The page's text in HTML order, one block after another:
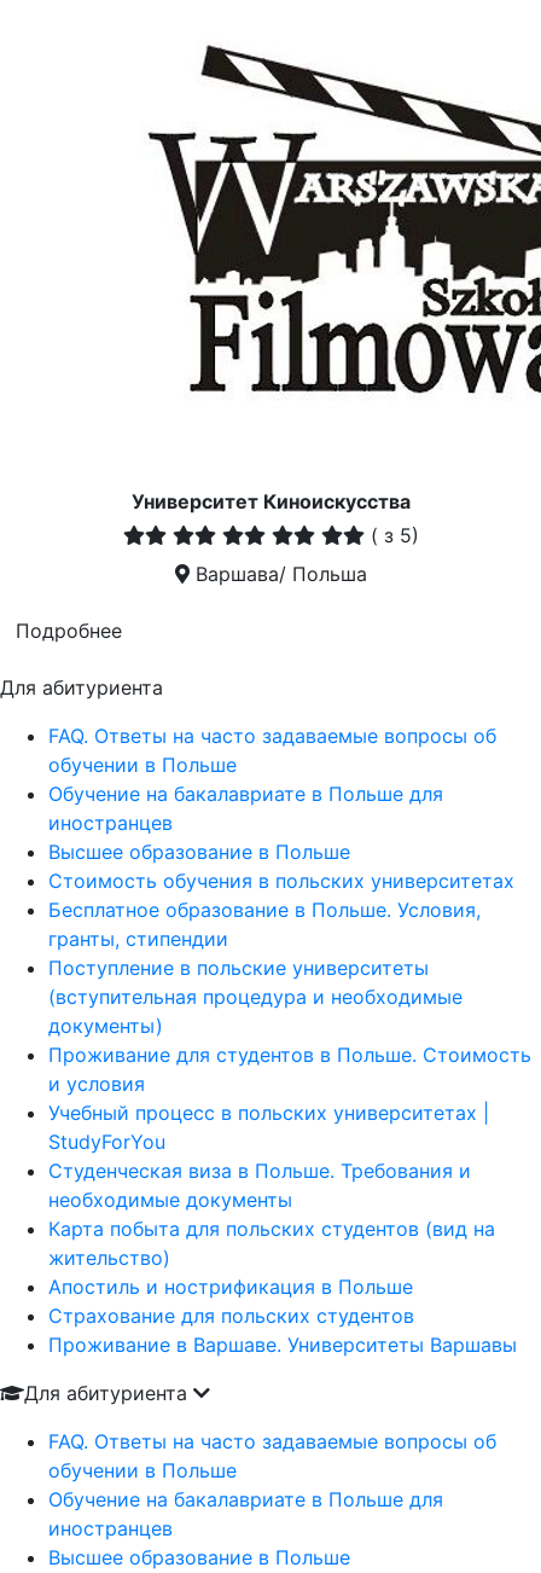
Университет Киноискусства
( з 5)
Варшава/ Польша
Подробнее
Для абитуриента
FAQ. Ответы на часто задаваемые вопросы об
обучении в Польше
Обучение на бакалавриате в Польше для
иностранцев
Высшее образование в Польше
Стоимость обучения в польских университетах
Бесплатное образование в Польше. Условия,
гранты, стипендии
Поступление в польские университеты
(вступительная процедура и необходимые
документы)
Проживание для студентов в Польше. Стоимость
и условия
Учебный процесс в польских университетах |
StudyForYou
Студенческая виза в Польше. Требования и
необходимые документы
Карта побыта для польских студентов (вид на
жительство)
Апостиль и нострификация в Польше
Страхование для польских студентов
Проживание в Варшаве. Университеты Варшавы
Для абитуриента
FAQ. Ответы на часто задаваемые вопросы об
обучении в Польше
Обучение на бакалавриате в Польше для
иностранцев
Высшее образование в Польше